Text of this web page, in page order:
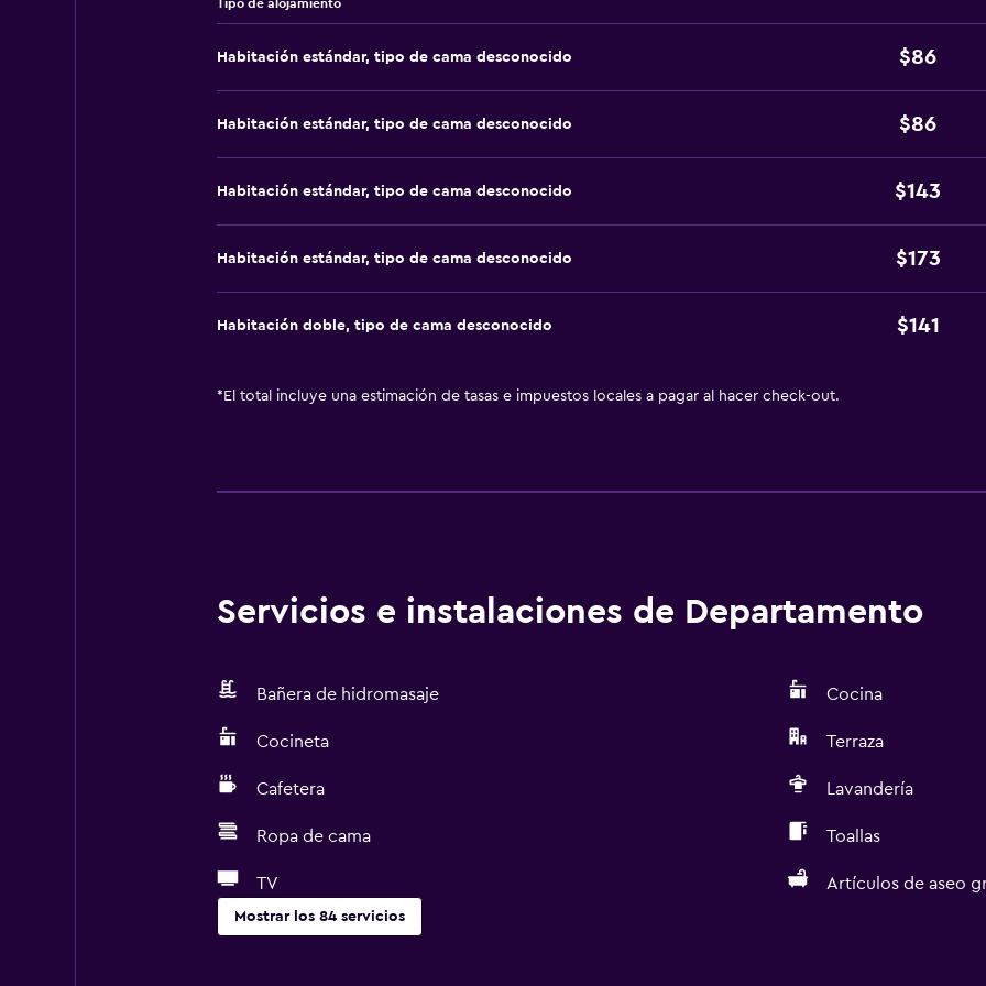
Tipo de alojamiento
Habitación estándar, tipo de cama desconocido $86
Habitación estándar, tipo de cama desconocido $86
Habitación estándar, tipo de cama desconocido $143
Habitación estándar, tipo de cama desconocido $173
Habitación doble, tipo de cama desconocido $141
* El total incluye una estimación de tasas e impuestos locales a pagar al hacer check-out.
Servicios e instalaciones de Departamento
Bañera de hidromasaje Cocina
Cocineta Terraza
Cafetera Lavandería
Ropa de cama Toallas
TV Artículos de aseo
Mostrar los 84 servicios